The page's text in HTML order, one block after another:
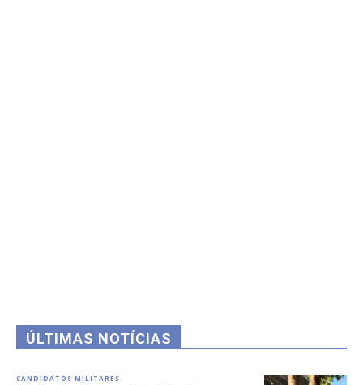
ÚLTIMAS NOTÍCIAS
CANDIDATOS MILITARES